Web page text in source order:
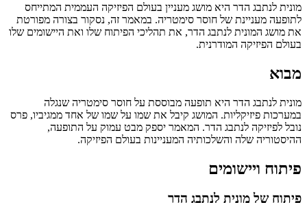
מונית לנתבג הדר היא מושג מעניין בעולם הפיזיקה העממית המתייחס
לתופעה מעניינת של חוסר סימטריה. במאמר זה, נסקור בצורה מפורטת
את מושג המונית לנתבג הדר, את תהליכי הפיתוח שלו ואת היישומים שלו
בעולם הפיזיקה המודרנית.
מבוא
מונית לנתבג הדר היא תופעה מבוססת על חוסר סימטריה שנגלה
במערכות פיזיקליות. המושג קיבל את שמו על שמו של אחד ממגיביו, פרס
נובל לפיזיקה לנתבג הדר. המאמר יספק מבט עמוק על התופעה,
ההיסטוריה שלה והשלכותיה המעניינות בעולם הפיזיקה.
פיתוח ויישומים
פיתוח של מונית לנתבג הדר